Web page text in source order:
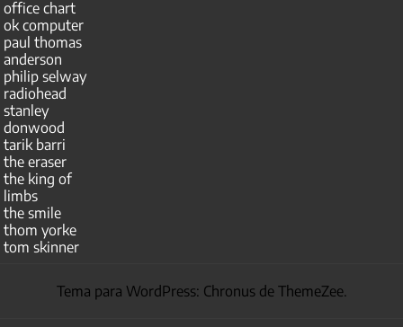
office chart
ok computer
paul thomas
anderson
philip selway
radiohead
stanley
donwood
tarik barri
the eraser
the king of
limbs
the smile
thom yorke
tom skinner
Tema para WordPress: Chronus de ThemeZee.